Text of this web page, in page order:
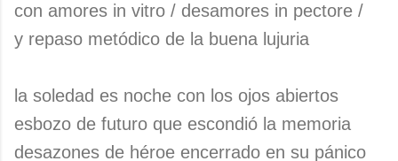
con amores in vitro / desamores in pectore /
y repaso metódico de la buena lujuria
la soledad es noche con los ojos abiertos
esbozo de futuro que escondió la memoria
desazones de héroe encerrado en su pánico